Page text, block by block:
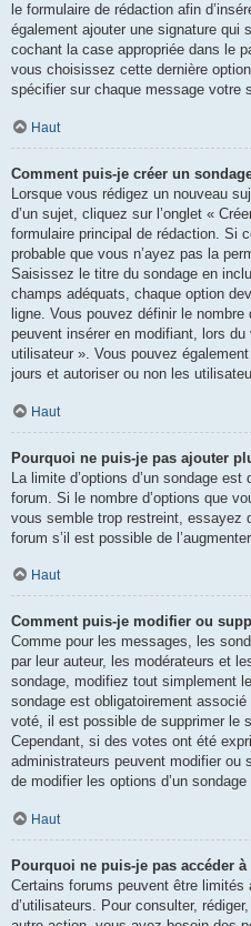
le formulaire de rédaction afin
également ajouter une signature qui
cochant la case appropriée dans le
vous choisissez cette dernière
spécifier sur chaque message votre
Haut
Comment puis-je créer un
Lorsque vous rédigez un nouveau
d’un sujet, cliquez sur l’onglet «
formulaire principal de rédaction. Si
probable que vous n’ayez pas la
Saisissez le titre du sondage en
champs adéquats, chaque option
ligne. Vous pouvez définir le nombre
peuvent insérer en modifiant, lors
utilisateur ». Vous pouvez
jours et autoriser ou non les
Haut
Pourquoi ne puis-je pas ajouter
La limite d’options d’un sondage
forum. Si le nombre d’options que
vous semble trop restreint, essayez
forum s’il est possible de l’augmenter.
Haut
Comment puis-je modifier ou
Comme pour les messages, les
par leur auteur, les modérateurs et
sondage, modifiez tout simplement
sondage est obligatoirement associé
voté, il est possible de supprimer le
Cependant, si des votes ont été
administrateurs peuvent modifier ou
de modifier les options d’un
Haut
Pourquoi ne puis-je pas accéder
Certains forums peuvent être
d’utilisateurs. Pour consulter,